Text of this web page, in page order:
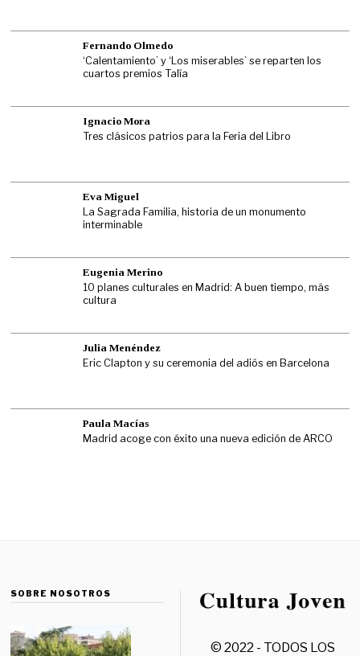
Fernando Olmedo
‘Calentamiento’ y ‘Los miserables’ se reparten los
cuartos premios Talía
Ignacio Mora
Tres clásicos patrios para la Feria del Libro
Eva Miguel
La Sagrada Familia, historia de un monumento
interminable
Eugenia Merino
10 planes culturales en Madrid: A buen tiempo, más
cultura
Julia Menéndez
Eric Clapton y su ceremonia del adiós en Barcelona
Paula Macías
Madrid acoge con éxito una nueva edición de ARCO
SOBRE NOSOTROS
© 2022 - TODOS LOS